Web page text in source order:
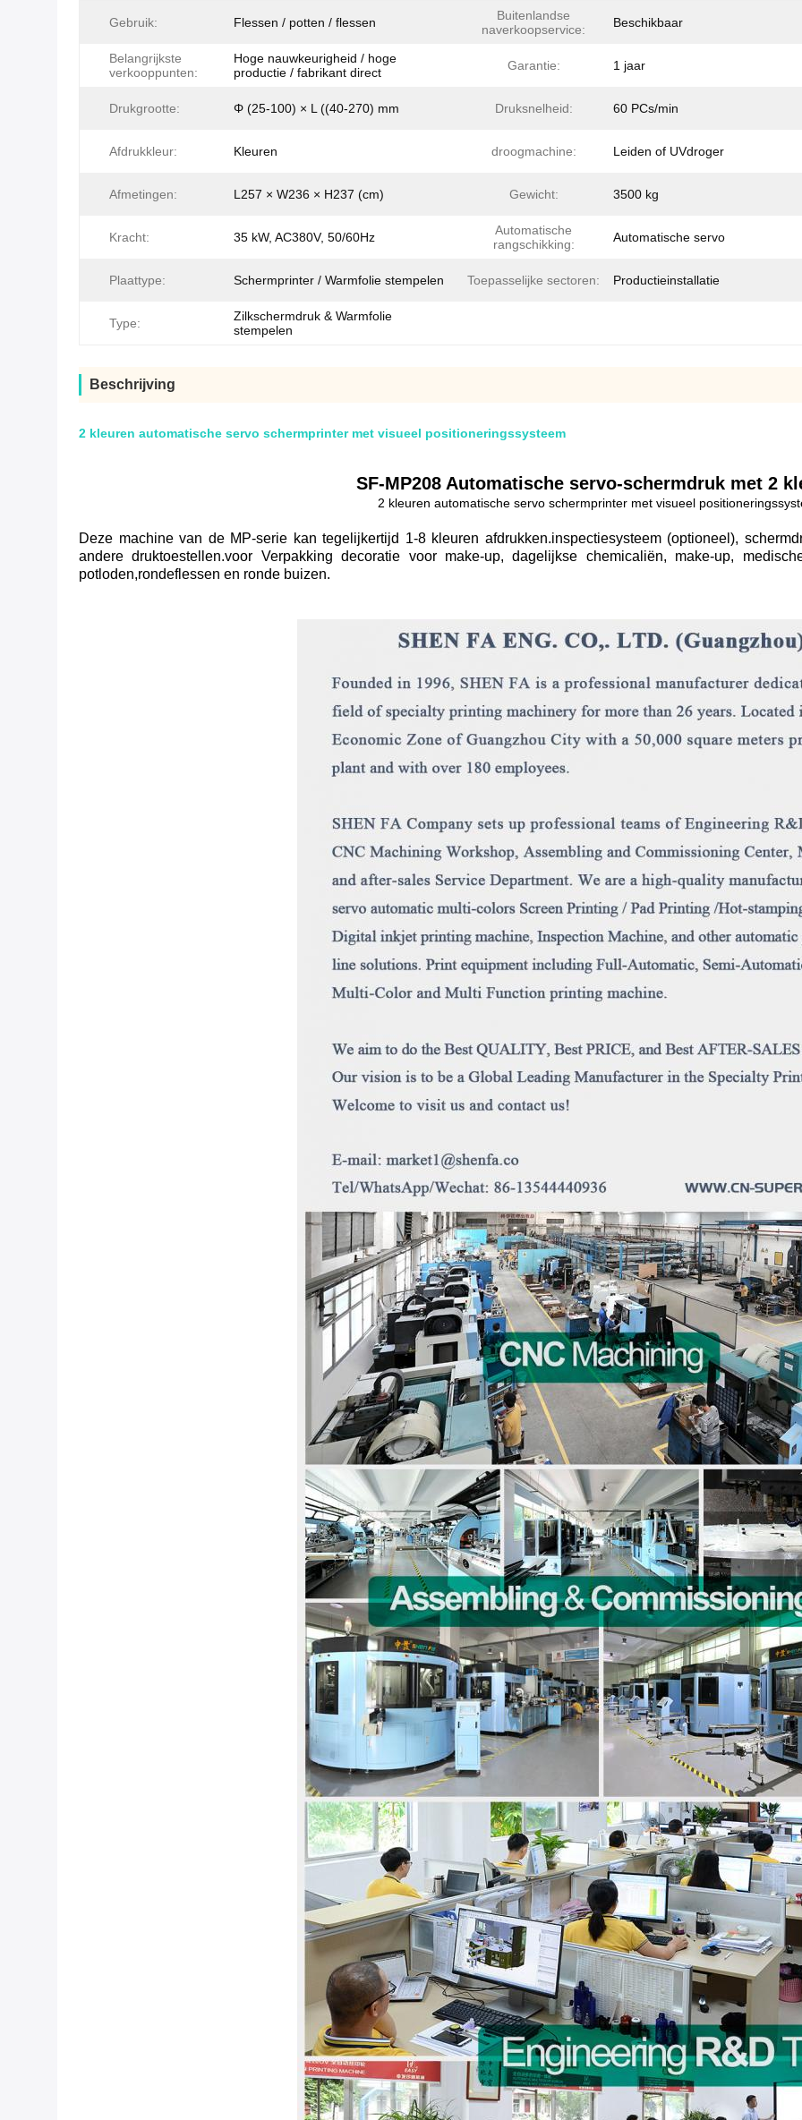
Gebruik: Flessen / potten / flessen
Buitenlandse
naverkoopservice:
Beschikbaar
Belangrijkste
verkooppunten:
Hoge nauwkeurigheid / hoge
productie / fabrikant direct
Garantie: 1 jaar
Drukgrootte: Φ (25-100) × L ((40-270) mm Druksnelheid: 60 PCs/min
Afdrukkleur: Kleuren droogmachine: Leiden of UVdroger
Afmetingen: L257 × W236 × H237 (cm) Gewicht: 3500 kg
Kracht: 35 kW, AC380V, 50/60Hz
Automatische
rangschikking:
Automatische servo
Plaattype: Schermprinter / Warmfolie stempelen Toepasselijke sectoren: Productieinstallatie
Type:
Zilkschermdruk & Warmfolie
stempelen
Beschrijving
2 kleuren automatische servo schermprinter met visueel positioneringssysteem
SF-MP208 Automatische servo-schermdruk met 2
2 kleuren automatische servo schermprinter met visueel
Deze machine van de MP-serie kan tegelijkertijd 1-8 kleuren afdrukken.inspectiesysteem (optioneel),
andere druktoestellen.voor Verpakking decoratie voor make-up, dagelijkse chemicaliën, make-up,
potloden,rondeflessen en ronde buizen.